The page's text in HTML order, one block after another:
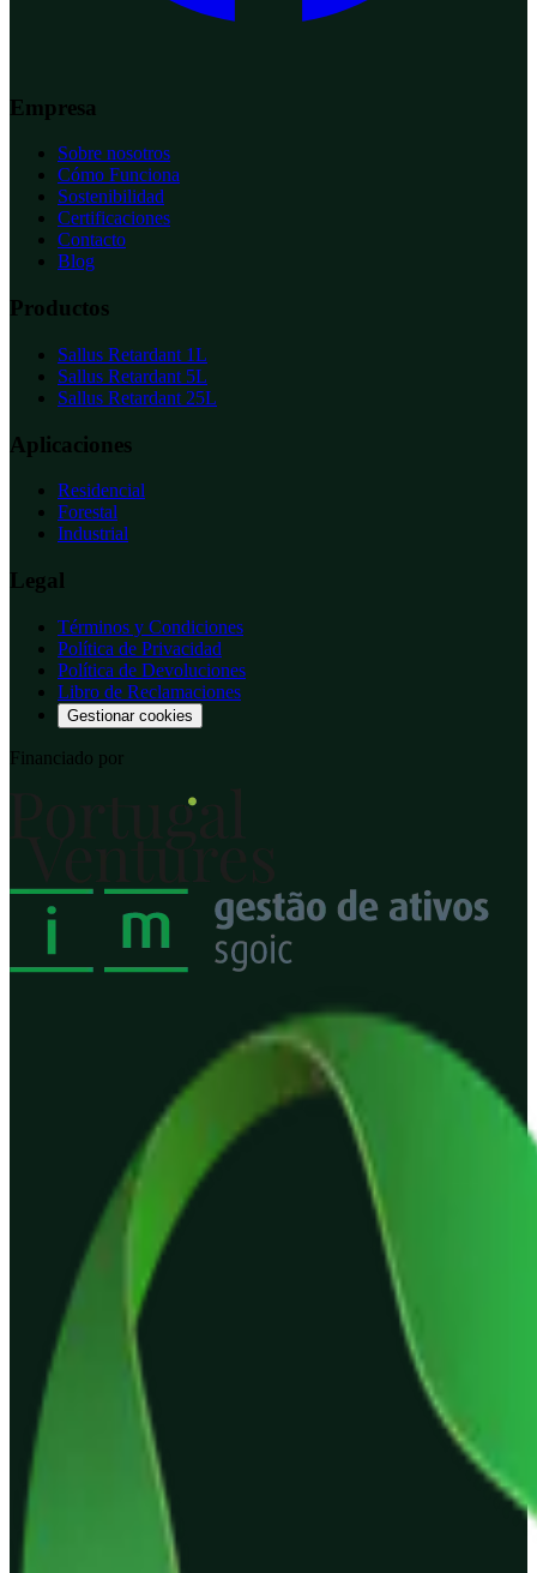
Empresa
Sobre nosotros
Cómo Funciona
Sostenibilidad
Certificaciones
Contacto
Blog
Productos
Sallus Retardant 1L
Sallus Retardant 5L
Sallus Retardant 25L
Aplicaciones
Residencial
Forestal
Industrial
Legal
Términos y Condiciones
Política de Privacidad
Política de Devoluciones
Libro de Reclamaciones
Gestionar cookies
Financiado por